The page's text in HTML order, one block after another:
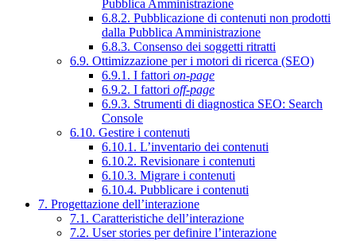
Pubblica Amministrazione
6.8.2. Pubblicazione di contenuti non prodotti
dalla Pubblica Amministrazione
6.8.3. Consenso dei soggetti ritratti
6.9. Ottimizzazione per i motori di ricerca (SEO)
6.9.1. I fattori on-page
6.9.2. I fattori off-page
6.9.3. Strumenti di diagnostica SEO: Search
Console
6.10. Gestire i contenuti
6.10.1. L’inventario dei contenuti
6.10.2. Revisionare i contenuti
6.10.3. Migrare i contenuti
6.10.4. Pubblicare i contenuti
7. Progettazione dell’interazione
7.1. Caratteristiche dell’interazione
7.2. User stories per definire l’interazione